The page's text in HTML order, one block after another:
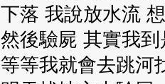
下落 我說放水流
然後驗屍 其實我
等等我就會去跳河